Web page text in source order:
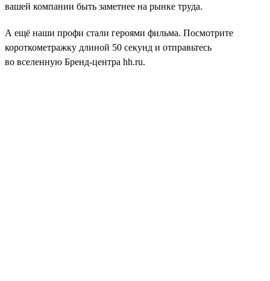
вашей компании быть заметнее на рынке труда.
А ещё наши профи стали героями фильма. Посмотрите
короткометражку длиной 50 секунд и отправьтесь
во вселенную Бренд-центра hh.ru.